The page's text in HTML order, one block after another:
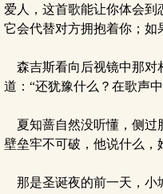
爱人，这首歌能让你体会到
它会代替对方拥抱着你；
森吉斯看向后视镜中那对
道：“还犹豫什么？在歌声
夏知蔷自然没听懂，侧过
壁垒牢不可破，他说什么，
那是圣诞夜的前一天，小